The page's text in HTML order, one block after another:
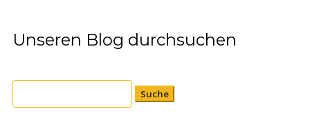
Unseren Blog durchsuchen
Suchen
nach: